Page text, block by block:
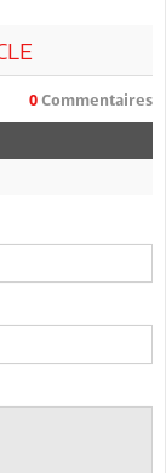
0 Commentaires